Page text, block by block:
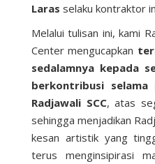
Laras selaku kontraktor
Melalui tulisan ini, kami
Center mengucapkan
sedalamnya kepada
berkontribusi selama
Radjawali SCC, atas
sehingga menjadikan
kesan artistik yang
terus menginsipirasi